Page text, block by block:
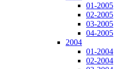
01-2005
02-2005
03-2005
04-2005
2004
01-2004
02-2004